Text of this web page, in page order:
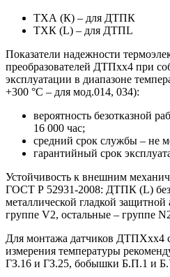
ТХА (К) – для ДТПК
ТХК (L) – для ДТПL
Показатели надежности
преобразователей ДТПхх4 при
эксплуатации в диапазоне
+300 °С – для мод.014, 034):
вероятность безотказной
16 000 час;
средний срок службы – не
гарантийный срок
Устойчивость к внешним
ГОСТ Р 52931-2008: ДТПК (L)
металлической гладкой защитной
группе V2, остальные – группе
Для монтажа датчиков ДТПХхх4
измерения температуры
ГЗ.16 и ГЗ.25, бобышки Б.П.1 и